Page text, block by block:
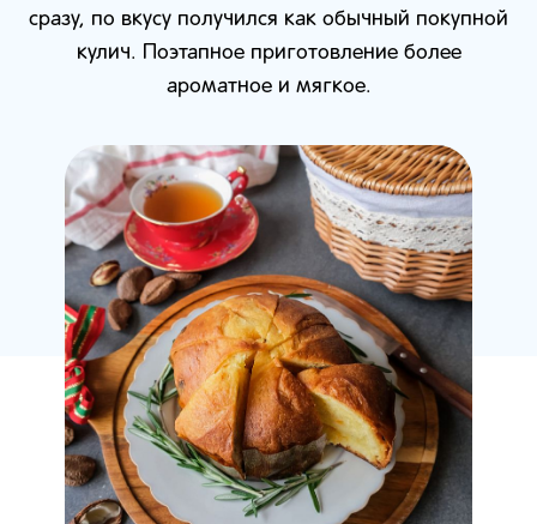
сразу, по вкусу получился как обычный покупной
кулич. Поэтапное приготовление более
ароматное и мягкое.